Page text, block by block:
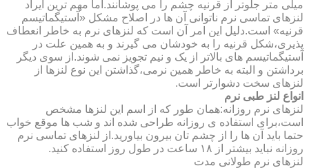
میلی متر جلوتر از قرنیه چشم را می پوشانند.اما مهم ترین ایراد
لنزهای تماسی نرم ناتوانی آن ها در اصلاح مشکل «آستیگماتیسم
قرنیه» است.دلیل این امر آن است که لنزهای نرم به خاطر انعطاف
پذیری،شکل قرنیه را به خودشان می گیرند و به همین علت در
آستیگماتیسم های بالاتر از یک و نیم تجویز نمی شوند.از سوی دیگر
برداشتن و البته به خاطر همین نرمی،گذاشتن این نوع لنزها از
لنزهای سخت دشوارتر است.
انواع لنز طبی نرم
لنزهای نرم روزانه:همان طور که از اسم این لنزها مشخص
است،برای استفاده ی روزانه طراحی شده اند و شب ها موقع خواب
حتما باید آن ها را از چشم تان بیرون بیاورید.از لنزهای تماسی نرم
روزانه نباید بیشتر از ۱۸ ساعت در طول روز استفاده کنید.
لنزهای نرم طولانی مدت